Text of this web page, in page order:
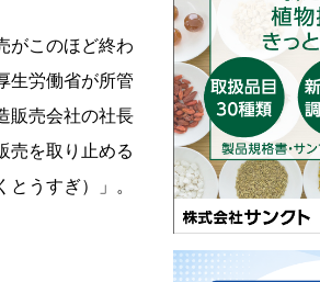
がこのほど終わ
生労働省が所管
販売会社の社長
売を取り止める
うすぎ）」。